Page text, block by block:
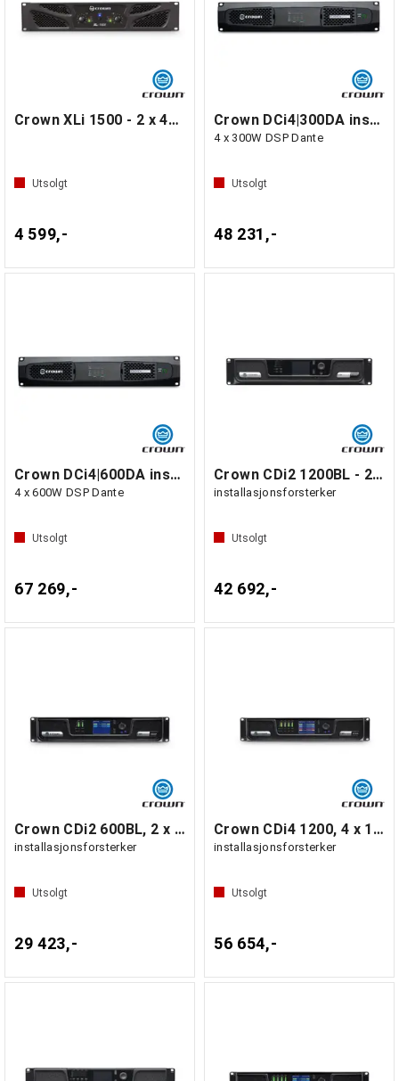
Crown XLi 1500 - 2 x 450W i 4 ohm
Utsolgt
4 599,-
Crown DCi4|300DA installasjonsforsterker
4 x 300W DSP Dante
Utsolgt
48 231,-
Crown DCi4|600DA installasjonsforsterker
4 x 600W DSP Dante
Utsolgt
67 269,-
Crown CDi2 1200BL - 2 x 1200W BLU Link
installasjonsforsterker
Utsolgt
42 692,-
Crown CDi2 600BL, 2 x 600W BLU Link
installasjonsforsterker
Utsolgt
29 423,-
Crown CDi4 1200, 4 x 1200W
installasjonsforsterker
Utsolgt
56 654,-